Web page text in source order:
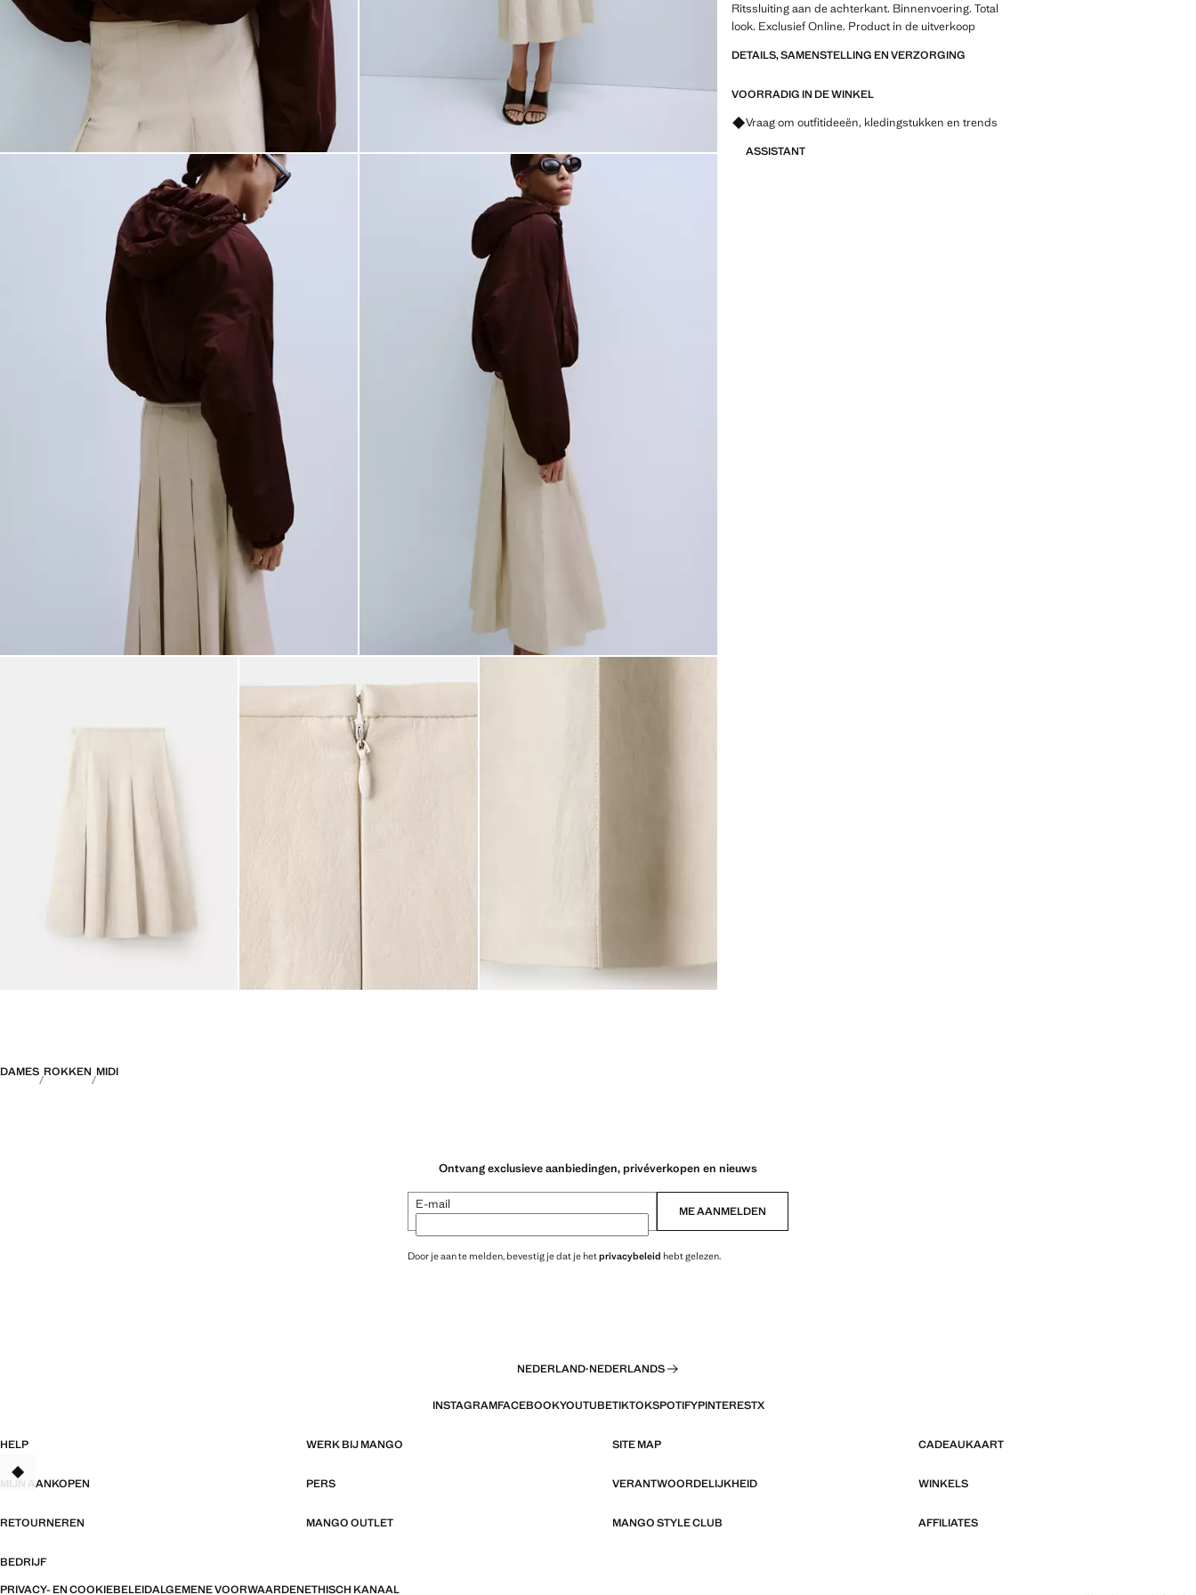
Ritssluiting aan de achterkant. Binnenvoering. Total
look. Exclusief Online. Product in de uitverkoop
DETAILS, SAMENSTELLING EN VERZORGING
VOORRADIG IN DE WINKEL
Vraag om outfitideeën, kledingstukken en trends
ASSISTANT
DAMES ROKKEN MIDI
Ontvang exclusieve aanbiedingen, privéverkopen en nieuws
E-mail ME AANMELDEN
Door je aan te melden, bevestig je dat je hetprivacybeleid hebt gelezen.
NEDERLAND·NEDERLANDS
INSTAGRAMFACEBOOKYOUTUBETIKTOKSPOTIFYPINTERESTX
HELP WERK BIJ MANGO SITE MAP CADEAUKAART
MIJN AANKOPEN PERS VERANTWOORDELIJKHEID WINKELS
RETOURNEREN MANGO OUTLET MANGO STYLE CLUB AFFILIATES
BEDRIJF
PRIVACY- EN COOKIEBELEIDALGEMENE VOORWAARDENETHISCH KANAAL